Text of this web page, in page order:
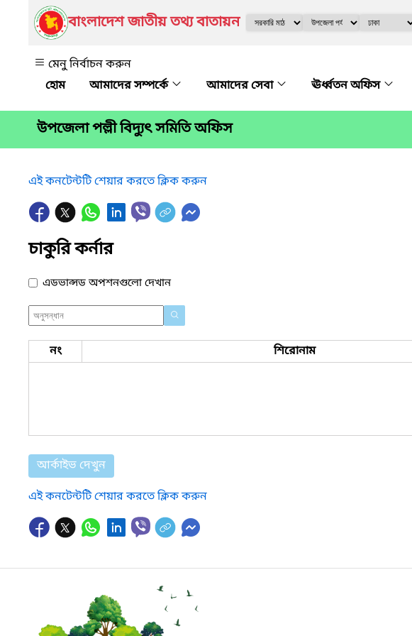
বাংলাদেশ জাতীয় তথ্য বাতায়ন
মেনু নির্বাচন করুন
আমাদের সম্পর্কে
আমাদের সেবা ঊর্ধ্বতন অফিস
উপজেলা পল্লী বিদ্যুৎ সমিতি অফিস
এই কনটেন্টটি শেয়ার করতে ক্লিক করুন
চাকুরি কর্নার
এডভান্সড অপশনগুলো দেখান
নং শিরোনাম
আর্কাইভ দেখুন
এই কনটেন্টটি শেয়ার করতে ক্লিক করুন